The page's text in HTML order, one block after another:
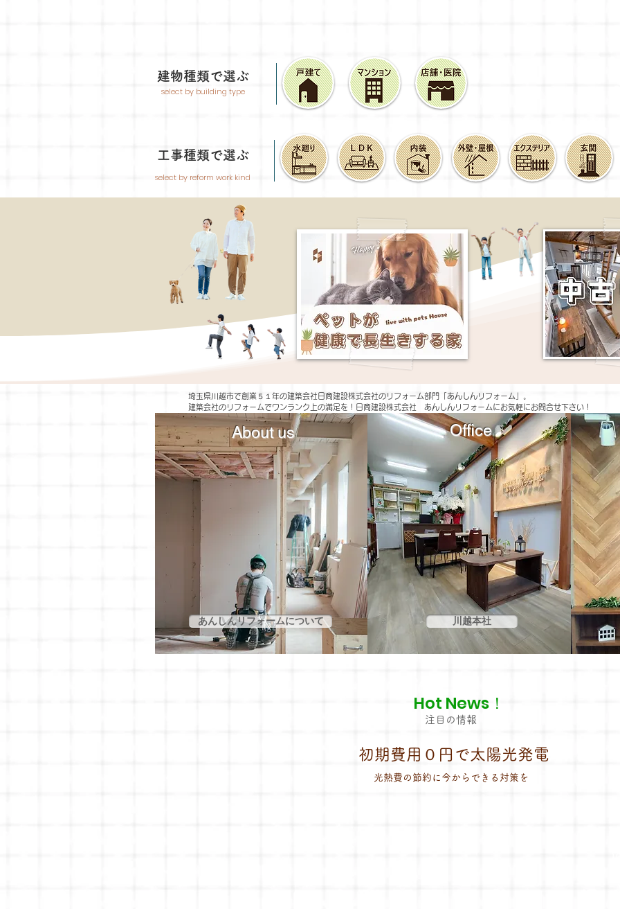
​建物種類で選ぶ
select by building type
工事種類で選ぶ
select by reform work kind
About us
あんしんリフォームについて
Office
川越本社
埼玉県川越市で創業５１年の建築会社日商建設株式会社のリフォーム部門「あんしんリフォーム」。
建築会社のリフォームでワンランク上の満足を！日商建設株式会社 あんしんリフォームにお気軽にお問合せ下さい！
Hot News！
注目の情報
​初期費用０円で太陽光発電
光熱費の節約に今からできる対策を